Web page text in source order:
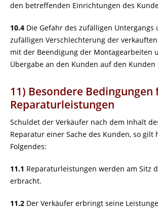
den betreffenden Einrichtungen des
10.4 Die Gefahr des zufälligen Untergangs
zufälligen Verschlechterung der
mit der Beendigung der Montagearbeiten
Übergabe an den Kunden auf den Kunden
11) Besondere Bedingungen
Reparaturleistungen
Schuldet der Verkäufer nach dem Inhalt
Reparatur einer Sache des Kunden, so gilt
Folgendes:
11.1 Reparaturleistungen werden am Sitz
erbracht.
11.2 Der Verkäufer erbringt seine